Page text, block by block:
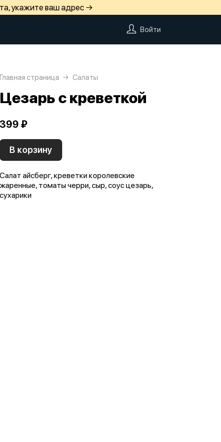
укажите ваш адрес →
Войти
Главная страница Салаты
Цезарь с креветкой
399 ₽
В корзину
Салат айсберг, креветки королевские
жаренные, томаты черри, сыр, соус цезарь,
сухарики